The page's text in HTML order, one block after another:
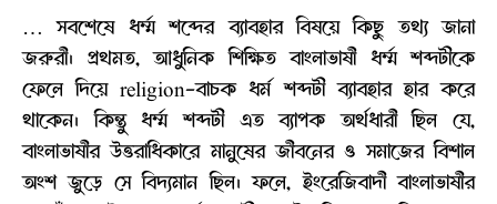
… সবশেষে ধর্ম্ম শব্দের ব্যাবহার বিষয়ে কিছু তথ্য জানা
জরুরী। প্রথমত, আধুনিক শিক্ষিত বাংলাভাষী ধর্ম্ম শব্দটীকে
ফেলে দিয়ে religion-বাচক ধর্ম শব্দটী ব্যাবহার হার করে
থাকেন। কিন্তু ধর্ম্ম শব্দটী এত ব্যাপক অর্থধারী ছিল যে,
বাংলাভাষীর উত্তরাধিকারে মানুষের জীবনের ও সমাজের বিশাল
অংশ জুড়ে সে বিদ্যমান ছিল। ফলে, ইংরেজিবাদী বাংলাভাষীর